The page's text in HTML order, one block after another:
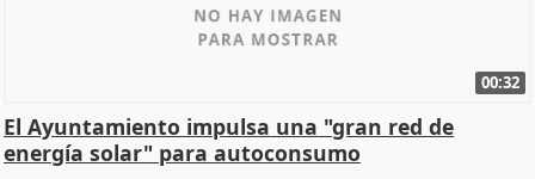
00:32
El Ayuntamiento impulsa una "gran red de
energía solar" para autoconsumo